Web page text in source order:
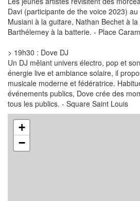
Davi (participante de the voice 2023)
Musiani à la guitare, Nathan Bechet à
Barthélemey à la batterie. - Place
> 19h30 : Dove DJ
Un DJ mêlant univers électro, pop et
énergie live et ambiance solaire, il
musicale moderne et fédératrice.
événements publics, Dove crée des
tous les publics. - Square Saint Louis
+
−